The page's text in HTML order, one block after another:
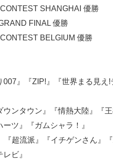
SHANGHAI 優勝
FINAL 優勝
BELGIUM 優勝
』『ZIP!』『世界まる見え!
ン』『情熱大陸』『王様
』『ガムシャラ！』
流派』『イチゲンさん』『
ビ』